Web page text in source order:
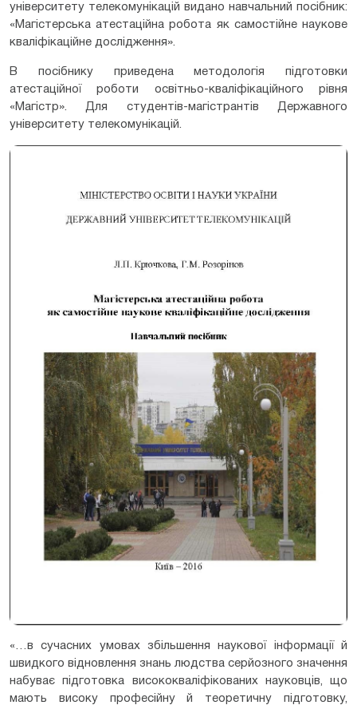
університету телекомунікацій видано навчальний посібник:
«Магістерська атестаційна робота як самостійне наукове
кваліфікаційне дослідження».
В посібнику приведена методологія підготовки
атестаційної роботи освітньо-кваліфікаційного рівня
«Магістр». Для студентів-магістрантів Державного
університету телекомунікацій.
«…в сучасних умовах збільшення наукової інформації й
швидкого відновлення знань людства серйозного значення
набуває підготовка висококваліфікованих науковців, що
мають високу професійну й теоретичну підготовку,